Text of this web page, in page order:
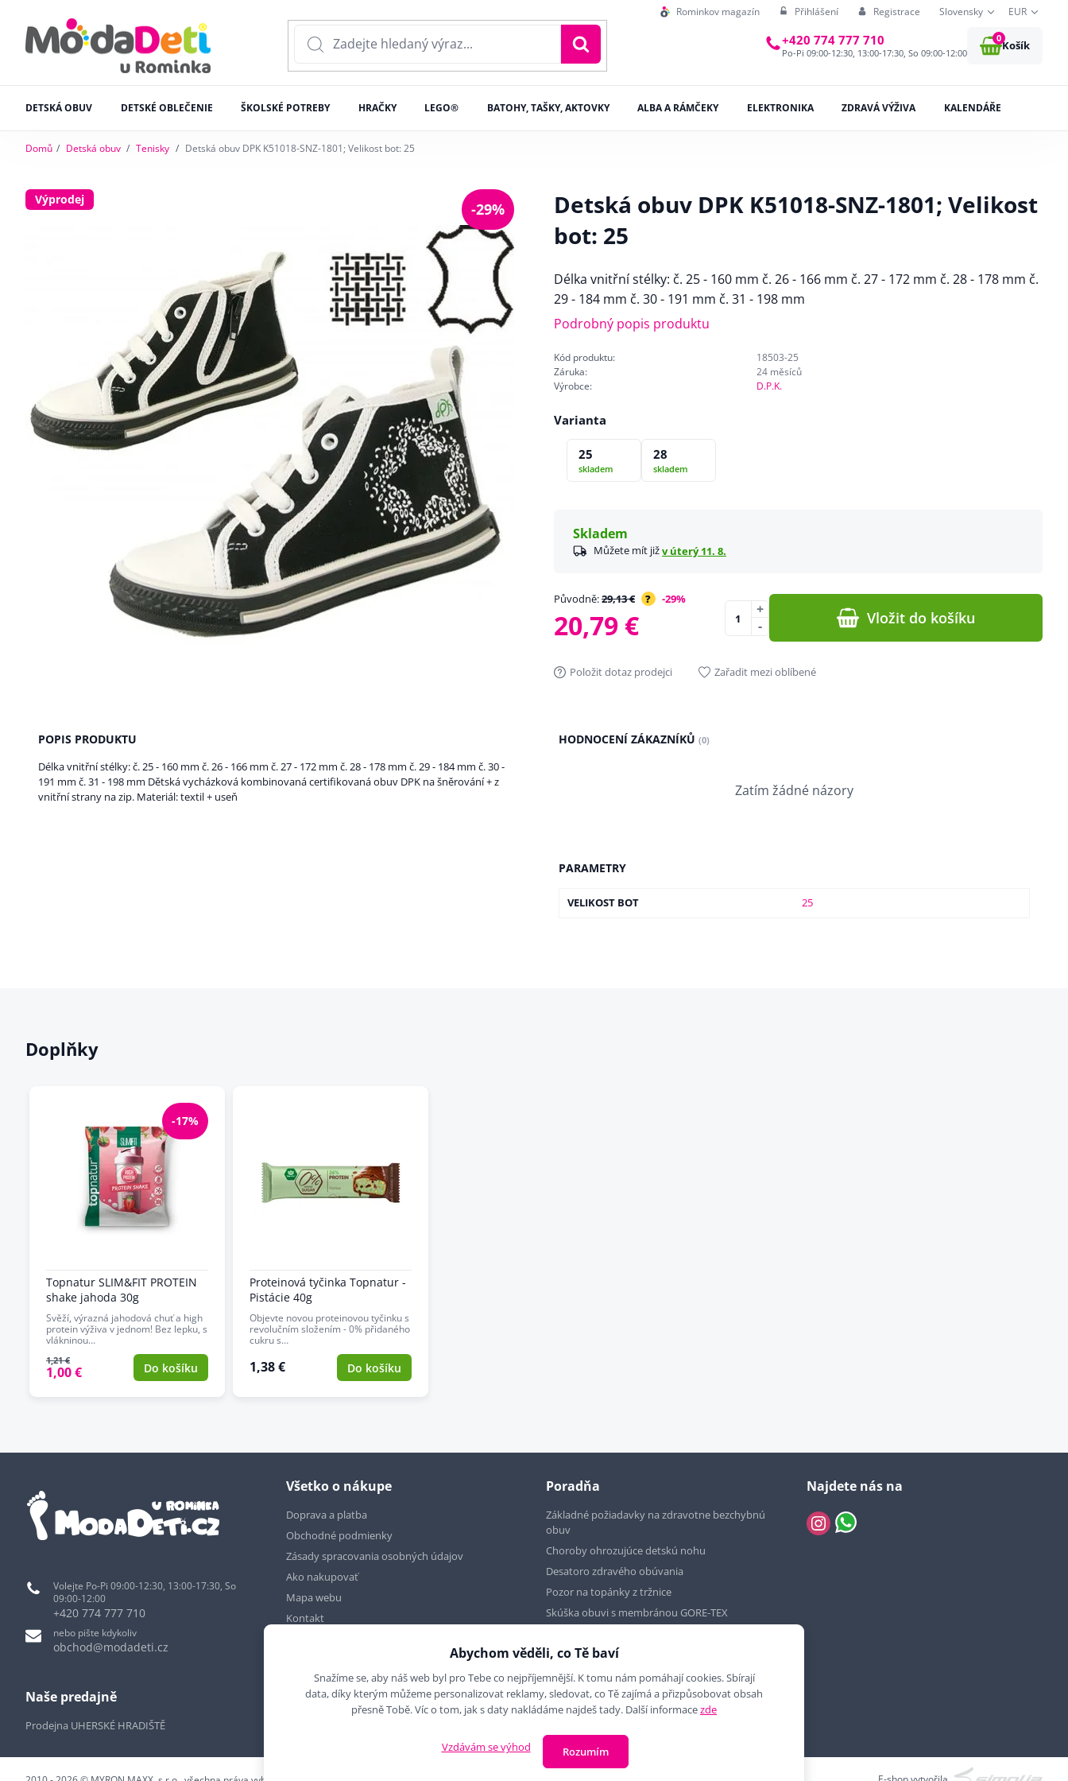
Rominkov magazín Přihlášení Registrace Slovensky EUR
+420 774 777 710
Po-Pi 09:00-12:30, 13:00-17:30, So 09:00-12:00
0
Košík
DETSKÁ OBUV DETSKÉ OBLEČENIE ŠKOLSKÉ POTREBY HRAČKY LEGO® BATOHY, TAŠKY, AKTOVKY ALBA A RÁMČEKY ELEKTRONIKA ZDRAVÁ VÝŽIVA KALENDÁŘE
Domů Detská obuv Tenisky Detská obuv DPK K51018-SNZ-1801; Velikost bot: 25
Výprodej
-29%
Detská obuv DPK K51018-SNZ-1801; Velikost
bot: 25
Délka vnitřní stélky: č. 25 - 160 mm č. 26 - 166 mm č. 27 - 172 mm č. 28 - 178 mm č.
29 - 184 mm č. 30 - 191 mm č. 31 - 198 mm
Podrobný popis produktu
Kód produktu:
18503-25
Záruka:
24 měsíců
Výrobce:
D.P.K.
Varianta
25
skladem
28
skladem
Skladem
Můžete mít jižv úterý 11. 8.
Původně:29,13 € ? -29%
20,79 € -
+ Vložit do košíku
Položit dotaz prodejci Zařadit mezi oblíbené
POPIS PRODUKTU
Délka vnitřní stélky: č. 25 - 160 mm č. 26 - 166 mm č. 27 - 172 mm č. 28 - 178 mm č. 29 - 184 mm č. 30 -
191 mm č. 31 - 198 mm Dětská vycházková kombinovaná certifikovaná obuv DPK na šněrování + z
vnitřní strany na zip. Materiál: textil + useň
HODNOCENÍ ZÁKAZNÍKŮ (0)
Zatím žádné názory
PARAMETRY
VELIKOST BOT 25
Doplňky
-17%
Topnatur SLIM&FIT PROTEIN
shake jahoda 30g
Svěží, výrazná jahodová chuť a high
protein výživa v jednom! Bez lepku, s
vlákninou…
1,21 €
1,00 € Do košíku
Proteinová tyčinka Topnatur -
Pistácie 40g
Objevte novou proteinovou tyčinku s
revolučním složením - 0% přidaného
cukru s…
1,38 € Do košíku
Volejte Po-Pi 09:00-12:30, 13:00-17:30, So
09:00-12:00
+420 774 777 710
nebo pište kdykoliv
obchod@modadeti.cz
Naše predajně
Prodejna UHERSKÉ HRADIŠTĚ
Všetko o nákupe
Doprava a platba
Obchodné podmienky
Zásady spracovania osobných údajov
Ako nakupovať
Mapa webu
Kontakt
Poradňa
Základné požiadavky na zdravotne bezchybnú
obuv
Choroby ohrozujúce detskú nohu
Desatoro zdravého obúvania
Pozor na topánky z tržnice
Skúška obuvi s membránou GORE-TEX
Najdete nás na
Abychom věděli, co Tě baví
Snažíme se, aby náš web byl pro Tebe co nejpříjemnější. K tomu nám pomáhají cookies. Sbírají
data, díky kterým můžeme personalizovat reklamy, sledovat, co Tě zajímá a přizpůsobovat obsah
přesně Tobě. Víc o tom, jak s daty nakládáme najdeš tady. Další informacezde
Vzdávám se výhod Rozumím